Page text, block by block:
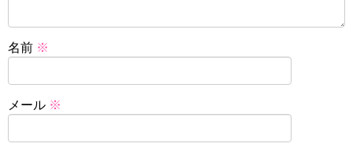
名前 ※
メール ※